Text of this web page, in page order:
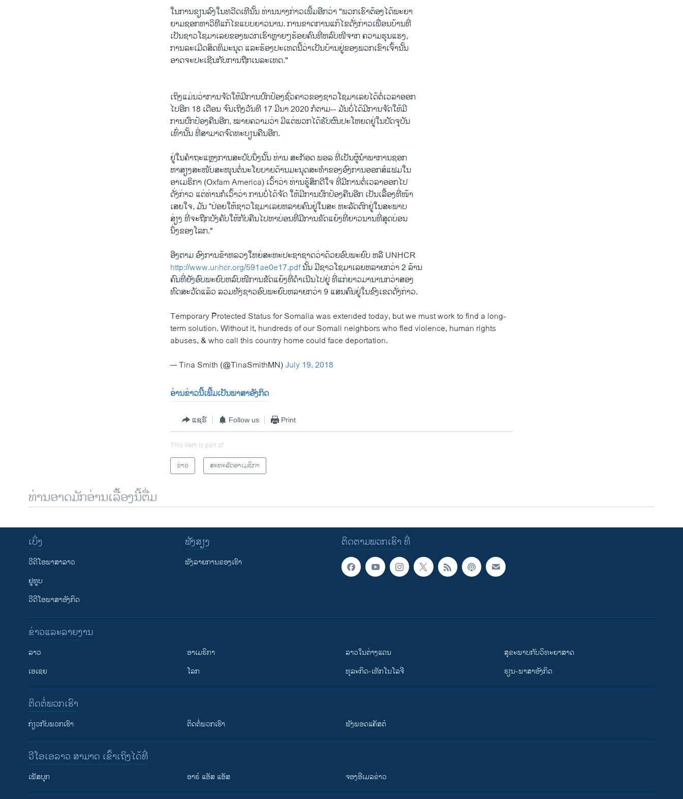
​ໃນ​ການ​ຂຽນລົງ​ໃນ​ທວີ​ດ​ເທີນັ້ນ ທ່ານ​ນາງ​ກ່າວ​ເພີ້ມອີກວ່າ "ພວກ​ເຮົາ​ຕ້ອງ​ໄດ້​ພະຍາ
ຍາມ​ຊອກ​ຫາ​ວິທີ​ແກ້​ໄຂ​ແບບ​ຍາວ​ນານ. ​ການ​ຂາດ​ການ​ແກ້​ໄຂ​ດັ່ງກ່າວ​ເພື່ອນ​ບ້ານທີ່
​ເປັນ​ຊາວໂຊ​ມາເລຍ​ຂອງ​ພວກ​ເຮົາ​ຫຼາຍໆຮ້ອຍ​ຄົນ​ທີ່​ຫລົບໜີຈາກ​ ຄວາມ​ຮຸນ​ແຮງ,
ການລະ​ເມີດ​ສິດທິ​ມະນຸດ ​ແລະ​ຮ້ອງ​ປະ​ເທດ​ນີ້ວ່າ​ເປັນ​ບ້ານ​ຢູ່​ຂອງ​ພວກ​ເຂົາ​ເຈົ້ານັ້ນ
ອາດ​ຈະ​ປະ​ເຊີນ​ກັບ​ການ​ຖືກ​ເນລະ​ເທດ."
ເຖິງ​ແມ່ນ​ວ່າ​ການຈັດໃຫ້ມີການ​ປົກ​ປ້ອງ​ຊົ່ວຄາວ​ຂອງ​ຊາວ​ໂຊ​ມາເລຍ​ໄດ້ຕໍ່​ເວລາ​ອອກ​
ໄປ​ອີກ 18 ​ເດືອນ​ ຈົນ​ເຖິງ​ວັນ​ທີ 17 ມີນາ 2020 ກໍ​ຕາມ-- ມັນ​ບໍ່​ໄດ້​ມີ​ການຈັດໃຫ້ມີ
ການ​ປົກ​ປ້ອງ​ຄືນ​ອີກ, ໝາຍຄວາມ​ວ່າ ມີ​ແຕ່​ພວກ​ໄດ້​ຮັບ​ຜົນ​ປະ​ໂຫຍ​ດຢູ່​ໃນ​ປັດຈຸບັນ
​ເທົ່າ​ນັ້ນ ທີ່ສາມາດ​ຈົດ​ທະບຽນຄືນ​ອີກ.
ຢູ່​ໃນ​ຄໍາ​ຖະ​ແຫຼງການ​ສະບັບ​ນຶ່ງ​ນັ້ນ ທ່ານ ສະ​ກັອດ ພອລ ທີ່​ເປັນ​ຜູ້​ນໍາພາການ​ຊອກ
​ຫາ​ສຽງສະໜັບສະໜຸນ​ຕໍ່​ນະ​ໂຍບາຍ​ດ້ານ​ມະນຸດສະ​ທໍາ​ຂອງ​ອົງການ​ອອກສ໌​ແຟມ​ໃນ
​ອາ​ເມຣິກາ (Oxfam America) ​ເວົ້າວ່າ ທ່ານ​ຮູ້ສຶກດີ​ໃຈ ​ທີ່​ມີ​ການຕໍ່ເວລາ​ອອກ​ໄປ​
ດັ່ງກ່າວ ​ແຕ່​ທ່ານ​ກໍ​ເວົ້າວ່າ ການ​ບໍ່ໄດ້ຈັດ ໃຫ້ມີການ​ປົກ​ປ້ອງ​ຄືນ​ອີກ ເປັນ​ເລື້ອງທີ່ໜ້າ
ເສຍ​ໃຈ​, ມັນ “ປ່ອຍ​ໃຫ້​ຊາວ​ໂຊ​ມາເລຍ​ຫລາຍ​ຄົນ​ຢູ່​ໃນ​ສະ ຫະລັດ​ຕົກ​ຢູ່​ໃນ​ສະພາບ
​ສ່ຽງ ທີ່ຈະຖືກ​ບັງຄັບ​ໃຫ້​ກັບ​ຄືນໄ​ປຫາບ່ອນ​ທີ່​ມີ​ການ​ຂັດ​ແຍ້​ງທີ່​ຍາວ​ນານ​ທີ່​ສຸດ​ບ່ອນ
​ນຶ່ງ​ຂອງ​ໂລກ."
ອີງ​ຕາມ​ ອົງການຂ້າ​ຫລວງ​ໃຫຍ່​ສະຫະ​ປະຊາ​ຊາດວ່າ​ດ້ວຍ​ອົບ​ພະຍົບ ຫລື UNHCR
http://www.unhcr.org/591ae0e17.pdfນັ້ນ ມີ​ຊາວ​ໂຊ​ມາເລຍ​ຫລາຍ​ກວ່າ 2 ລ້ານ
​ຄົນ​ທີ່ຍັງ​ອົບ​ພະ​ຍົບຫລົບໜີການ​ຂັດ​ແຍ້​ງທີ່​ດໍາ​ເນີນ​ໄປ​ຢູ່ ທີ່​ແກ່ຍາວ​ມາ​ນານ​ກວ່າສອງ
​ທົດ​ສະ​ວັດ​ແລ້ວ ລວມທັງ​ຊາວ​ອົບ​ພະຍົບຫລາຍ​ກວ່າ 9 ​ແສນ​ຄົນ​ຢູ່​ໃນ​ຂົງ​ເຂດ​ດັ່ງ​ກ່າວ.
Temporary Protected Status for Somalia was extended today, but we must work to find a long-
term solution. Without it, hundreds of our Somali neighbors who fled violence, human rights
abuses, & who call this country home could face deportation.
— Tina Smith (@TinaSmithMN)July 19, 2018
ອ່ານຂ່າວນີ້ເພີ້ມເປັນພາສາອັງກິດ
ແຊຣ໌ Follow us Print
This item is part of
ຂ່າວ
ສະຫະລັດອາເມຣິກາ
ທ່ານອາດມັກອ່ານເລື້ອງນີ້ຕື່ມ
ຕິດຕາມພວກເຮົາ ທີ່
ເບິ່ງ
ວີດີໂອພາສາລາວ
ຢູທູບ
ວີດີໂອພາສາອັງກິດ
ຟັງສຽງ
ຟັງລາຍການຂອງເຮົາ
ຂ່າວແລະລາຍງານ
ລາວ
ເອເຊຍ
ອາເມຣິກາ
ໂລກ
ລາວໃນຕ່າງແດນ
ທຸລະກິດ-ເທັກໂນໂລຈີ
ສຸຂະພາບກັບວິທະຍາສາດ
ຮຽນ-ພາສາອັງກິດ
ຕິດຕໍ່ພວກເຮົາ
ກ່ຽວກັບພວກເຮົາ ຕິດຕໍ່ພວກເຮົາ ຟັງພອດແຄັສຕ໌
ວີໂອເອລາວ ສາມາດ ເຂົ້າເຖິງໄດ້ທີ່
ເຟັສບຸກ ອາຣ໌ ແອັສ ແອັສ ຈອງອີເມລຂ່າວ